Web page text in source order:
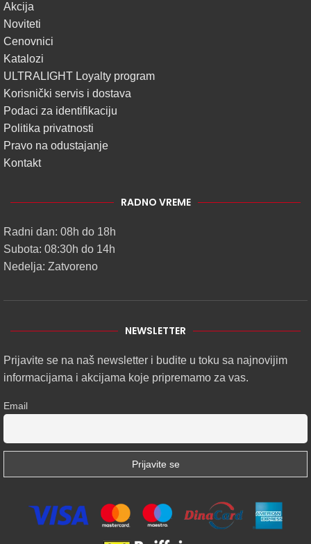
Akcija
Noviteti
Cenovnici
Katalozi
ULTRALIGHT Loyalty program
Korisnički servis i dostava
Podaci za identifikaciju
Politika privatnosti
Pravo na odustajanje
Kontakt
RADNO VREME
Radni dan: 08h do 18h
Subota: 08:30h do 14h
Nedelja: Zatvoreno
NEWSLETTER
Prijavite se na naš newsletter i budite u toku sa najnovijim
informacijama i akcijama koje pripremamo za vas.
Email